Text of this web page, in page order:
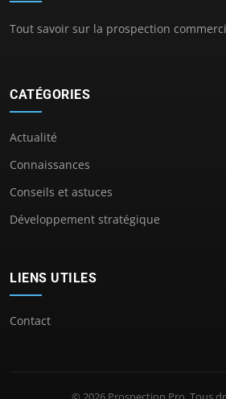
Tout savoir sur la prospection
CATÉGORIES
Actualité
Connaissances
Conseils et astuces
Développement stratégique
LIENS UTILES
Contact